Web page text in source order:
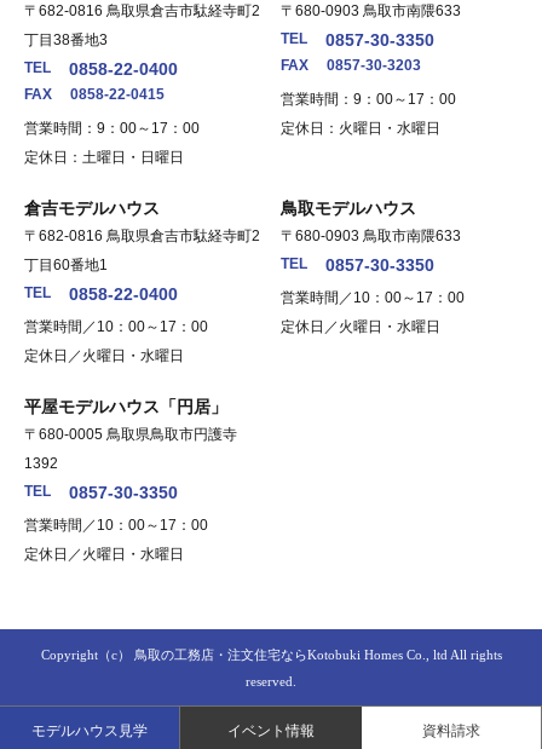
モデルハウス見学 イベント情報 資料請求
〒682-0816 鳥取県倉吉市駄経寺町2
丁目38番地3
TEL
0858-22-0400
FAX
0858-22-0415
営業時間：9：00～17：00
定休日：土曜日・日曜日
〒680-0903 鳥取市南隈633
TEL
0857-30-3350
FAX
0857-30-3203
営業時間：9：00～17：00
定休日：火曜日・水曜日
倉吉モデルハウス
〒682-0816 鳥取県倉吉市駄経寺町2
丁目60番地1
TEL
0858-22-0400
営業時間／10：00～17：00
定休日／火曜日・水曜日
鳥取モデルハウス
〒680-0903 鳥取市南隈633
TEL
0857-30-3350
営業時間／10：00～17：00
定休日／火曜日・水曜日
平屋モデルハウス「円居」
〒680-0005 鳥取県鳥取市円護寺
1392
TEL
0857-30-3350
営業時間／10：00～17：00
定休日／火曜日・水曜日
Copyright（c） 鳥取の工務店・注文住宅ならKotobuki Homes Co., ltd All rights
reserved.